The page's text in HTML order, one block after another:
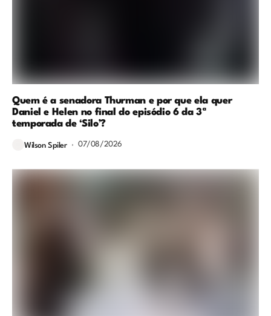
Quem é a senadora Thurman e por que ela quer
Daniel e Helen no final do episódio 6 da 3ª
temporada de ‘Silo’?
Wilson Spiler 07/08/2026